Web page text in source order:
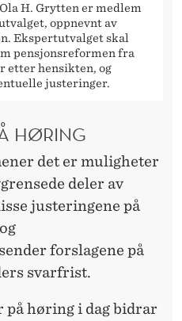
H. Grytten er medlem
oppnevnt av
Ekspertutvalget skal
pensjonsreformen fra
etter hensikten, og
justeringer.
HØRING
det er muligheter
deler av
justeringene på
forslagene på
svarfrist.
på høring i dag bidrar